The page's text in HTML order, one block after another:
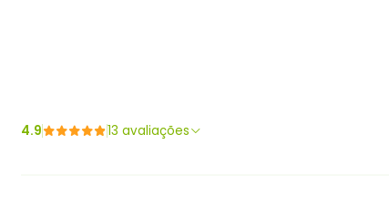
4.9 13 avaliações